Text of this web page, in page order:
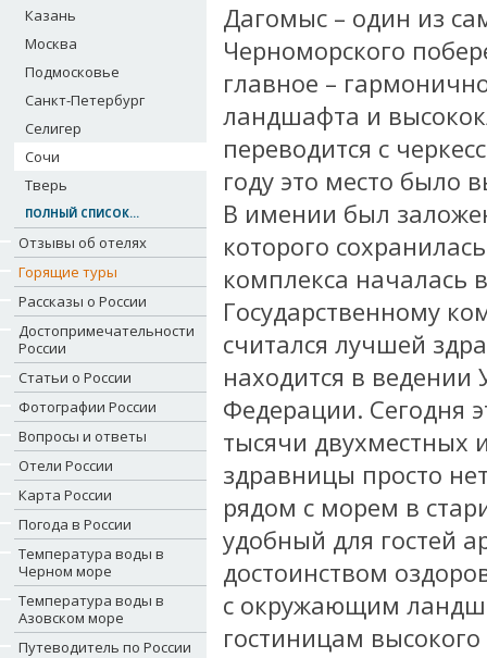
Казань
Москва
Подмосковье
Санкт-Петербург
Селигер
Сочи
Тверь
ПОЛНЫЙ СПИСОК...
Отзывы об отелях
Горящие туры
Рассказы о России
Достопримечательности
России
Статьи о России
Фотографии России
Вопросы и ответы
Отели России
Карта России
Погода в России
Температура воды в
Черном море
Температура воды в
Азовском море
Путеводитель по России
Дагомыс – один из
Черноморского
главное –
ландшафта и
переводится с
году это место было
В имении был
которого
комплекса началась
Государственному
считался лучшей
находится в
Федерации. Сегодня
тысячи двухместных
здравницы просто
рядом с морем в
удобный для гостей
достоинством
с окружающим
гостиницам высокого